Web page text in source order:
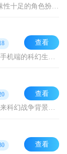
受雇于黑心公司的契约工人，身处废弃工业卫星，需要收集废金属以及贵重资源，以此达成利润目
查看
《战争无人机》是一款设定在近未来科幻战争背景下的游戏，融合了高强度空中射击与战略模拟元素。在游戏中，你将化身为顶尖无人机的王牌操控者，突破人体生理极限，驾驭各种
查看
查看